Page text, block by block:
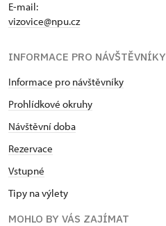
E-mail:
vizovice@npu.cz
INFORMACE PRO NÁVŠTĚVNÍKY
Informace pro návštěvníky
Prohlídkové okruhy
Návštěvní doba
Rezervace
Vstupné
Tipy na výlety
MOHLO BY VÁS ZAJÍMAT